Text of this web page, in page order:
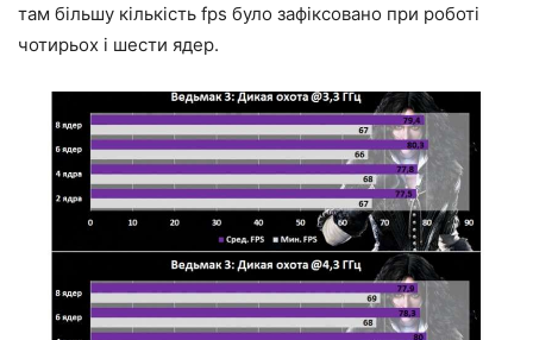
там більшу кількість fps було зафіксовано при роботі
чотирьох і шести ядер.